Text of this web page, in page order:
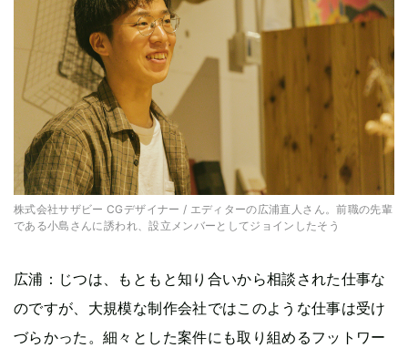
株式会社サザビー CGデザイナー / エディターの広浦直人さん。前職の先輩
である小島さんに誘われ、設立メンバーとしてジョインしたそう
広浦：じつは、もともと知り合いから相談された仕事な
のですが、大規模な制作会社ではこのような仕事は受け
づらかった。細々とした案件にも取り組めるフットワー